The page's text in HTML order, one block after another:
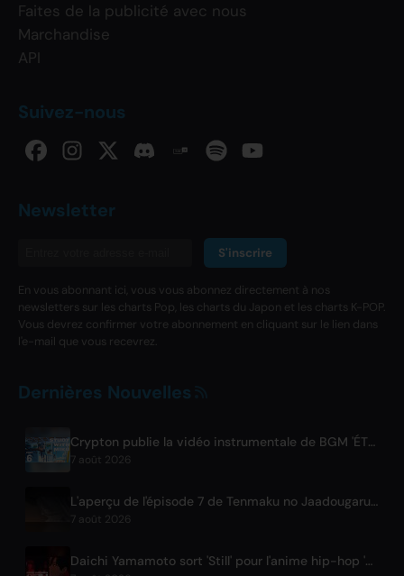
Faites de la publicité avec nous
Marchandise
API
Suivez-nous
Newsletter
S'inscrire
En vous abonnant ici, vous vous abonnez directement à nos
newsletters sur les charts Pop, les charts du Japon et les charts K-POP.
Vous devrez confirmer votre abonnement en cliquant sur le lien dans
l'e-mail que vous recevrez.
Dernières Nouvelles
Crypton publie la vidéo instrumentale de BGM 'ÉTUDIEZ AVEC MIKU - partie 6 -'
7 août 2026
L'aperçu de l'épisode 7 de Tenmaku no Jaadougaru est dévoilé
7 août 2026
Daichi Yamamoto sort 'Still' pour l'anime hip-hop 'Shadow Beat'